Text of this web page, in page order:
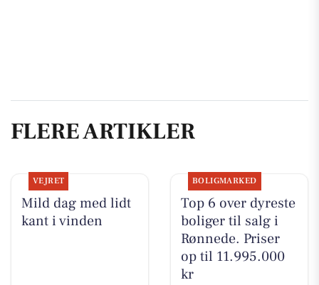
FLERE ARTIKLER
VEJRET
Mild dag med lidt
kant i vinden
BOLIGMARKED
Top 6 over dyreste
boliger til salg i
Rønnede. Priser
op til 11.995.000
kr